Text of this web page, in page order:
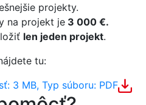
projekty.
na projekt je 3 000 €.
len jeden projekt.
tu:
3 MB, Typ súboru: PDF